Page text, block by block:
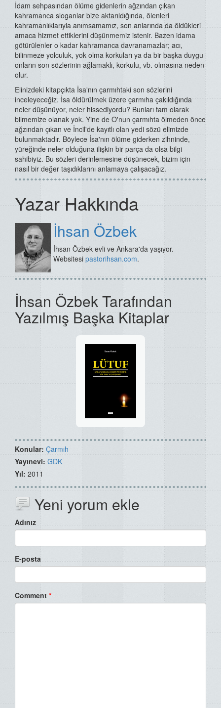
İdam sehpasından ölüme gidenlerin ağzından çıkan
kahramanca sloganlar bize aktarıldığında, ölenleri
kahramanlıklarıyla anımsamamız, son anlarında da öldükleri
amaca hizmet ettiklerini düşünmemiz istenir. Bazen idama
götürülenler o kadar kahramanca davranamazlar; acı,
bilinmeze yolculuk, yok olma korkuları ya da bir başka duygu
onların son sözlerinin ağlamaklı, korkulu, vb. olmasına neden
olur.
Elinizdeki kitapçıkta İsa'nın çarmıhtaki son sözlerini
inceleyeceğiz. İsa öldürülmek üzere çarmıha çakıldığında
neler düşünüyor, neler hissediyordu? Bunları tam olarak
bilmemize olanak yok. Yine de O'nun çarmıhta ölmeden önce
ağzından çıkan ve İncil'de kayıtlı olan yedi sözü elimizde
bulunmaktadır. Böylece İsa'nın ölüme giderken zihninde,
yüreğinde neler olduğuna ilişkin bir parça da olsa bilgi
sahibiyiz. Bu sözleri derinlemesine düşünecek, bizim için
nasıl bir değer taşıdıklarını anlamaya çalışacağız.
Yazar Hakkında
İhsan Özbek
İhsan Özbek evli ve Ankara'da yaşıyor.
Websitesi pastorihsan.com.
İhsan Özbek Tarafından
Yazılmış Başka Kitaplar
Konular: Çarmıh
Yayınevi: GDK
Yıl: 2011
Yeni yorum ekle
Adınız
E-posta
Comment *